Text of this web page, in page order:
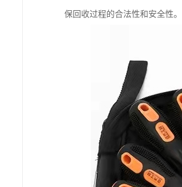
保回收过程的合法性和安全性。